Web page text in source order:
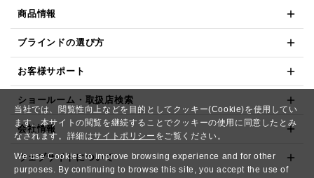
当社では、閲覧性向上などを目的としてクッキー(Cookie)を使用してい
ます。本サイトの閲覧を継続することでクッキーの使用に同意したとみ
なされます。詳細はサイトポリシー をご覧ください。
We use Cookies to improve browsing experience and for other
purposes. By continuing to browse this site, you accept the use of
商品情報
ブラインドの選び方
お客様サポート
ショールーム・取扱店検索
会社情報
ウェブサイトについて